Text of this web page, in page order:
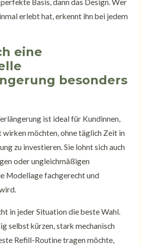
Basis, dann das Design. Wer
erlebt hat, erkennt ihn bei jedem
eine
besonders
ist ideal für Kundinnen,
möchten, ohne täglich Zeit in
zu investieren. Sie lohnt sich auch
oder ungleichmäßigen
Modellage fachgerecht und
in jeder Situation die beste Wahl.
selbst kürzen, stark mechanisch
Refill-Routine tragen möchte,